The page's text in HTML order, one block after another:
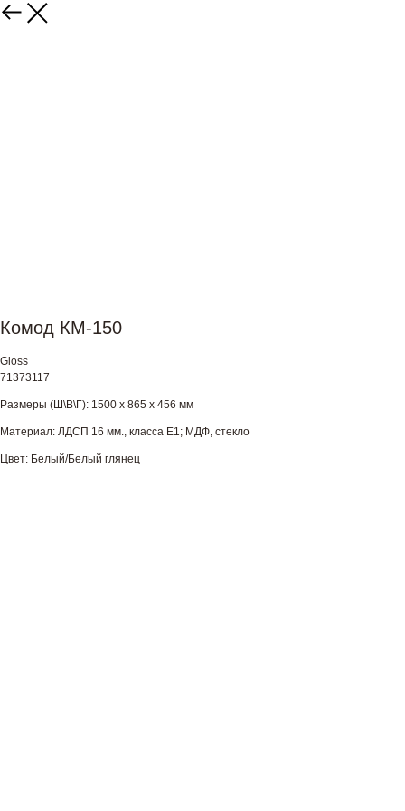
Комод КМ-150
Gloss
71373117
Размеры (Ш\В\Г): 1500 х 865 х 456 мм
Материал: ЛДСП 16 мм., класса Е1; МДФ, стекло
Цвет: Белый/Белый глянец